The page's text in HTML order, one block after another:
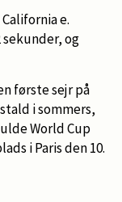
e.
og
første sejr på
i sommers,
World Cup
i Paris den 10.